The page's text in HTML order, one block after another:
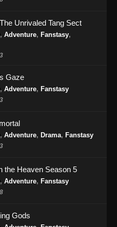
Unrivaled Tang Sect
, Adventure, Fanstasy,
Gaze
, Adventure, Fanstasy
, Adventure, Drama, Fanstasy
the Heaven Season 5
, Adventure, Fanstasy
Gods